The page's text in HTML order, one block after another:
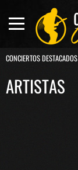
CONCIERTOS DESTACADOS
ARTISTAS